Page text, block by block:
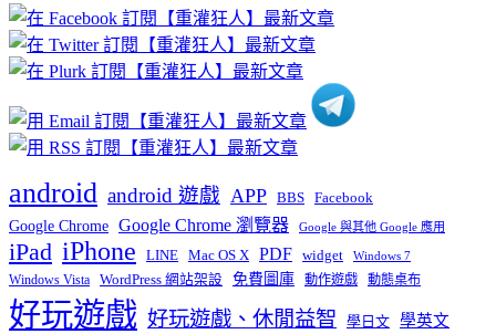
章
分
類
android android 遊戲 APP BBS Facebook
Google Chrome Google Chrome 瀏覽器 Google 與其他 Google 應用
iPad iPhone LINE Mac OS X PDF widget Windows 7
Windows Vista WordPress 網站架設 免費圖庫 動作遊戲 動態桌布
好玩遊戲 好玩遊戲、休閒益智 學日文 學英文